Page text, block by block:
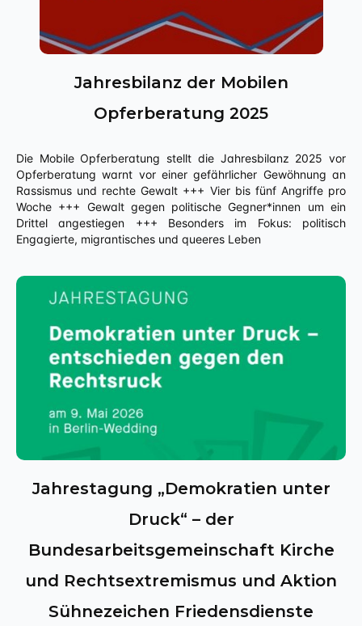
Jahresbilanz der Mobilen
Opferberatung 2025
Die Mobile Opferberatung stellt die Jahresbilanz 2025 vor
Opferberatung warnt vor einer gefährlicher Gewöhnung an
Rassismus und rechte Gewalt +++ Vier bis fünf Angriffe pro
Woche +++ Gewalt gegen politische Gegner*innen um ein
Drittel angestiegen +++ Besonders im Fokus: politisch
Engagierte, migrantisches und queeres Leben
Jahrestagung „Demokratien unter
Druck“ – der
Bundesarbeitsgemeinschaft Kirche
und Rechtsextremismus und Aktion
Sühnezeichen Friedensdienste